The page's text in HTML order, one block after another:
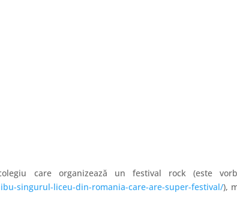
care organizează un festival rock (este
singurul-liceu-din-romania-care-are-super-festival/),